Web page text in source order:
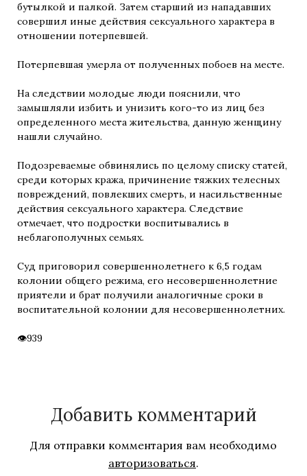
бутылкой и палкой. Затем старший из нападавших
совершил иные действия сексуального характера в
отношении потерпевшей.
Потерпевшая умерла от полученных побоев на месте.
На следствии молодые люди пояснили, что
замышляли избить и унизить кого-то из лиц без
определенного места жительства, данную женщину
нашли случайно.
Подозреваемые обвинялись по целому списку статей,
среди которых кража, причинение тяжких телесных
повреждений, повлекших смерть, и насильственные
действия сексуального характера. Следствие
отмечает, что подростки воспитывались в
неблагополучных семьях.
Суд приговорил совершеннолетнего к 6,5 годам
колонии общего режима, его несовершеннолетние
приятели и брат получили аналогичные сроки в
воспитательной колонии для несовершеннолетних.
939
Добавить комментарий
Для отправки комментария вам необходимо
авторизоваться.